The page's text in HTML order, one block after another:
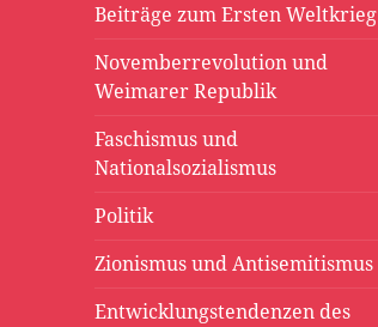
Beiträge zum Ersten Weltkrieg
Novemberrevolution und
Weimarer Republik
Faschismus und
Nationalsozialismus
Politik
Zionismus und Antisemitismus
Entwicklungstendenzen des